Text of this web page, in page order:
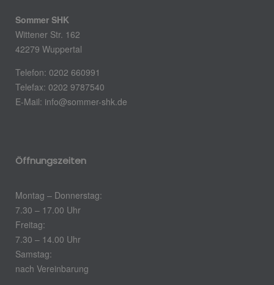
Sommer SHK
Wittener Str. 162
42279 Wuppertal
Telefon: 0202 660991
Telefax: 0202 9787540
E-Mail: info@sommer-shk.de
Öffnungszeiten
Montag – Donnerstag:
7.30 – 17.00 Uhr
Freitag:
7.30 – 14.00 Uhr
Samstag:
nach Vereinbarung